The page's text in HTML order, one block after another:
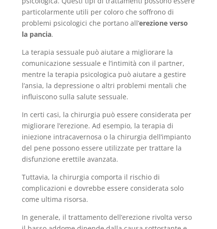
particolarmente utili per coloro che soffrono di
problemi psicologici che portano all’erezione verso
la pancia.
La terapia sessuale può aiutare a migliorare la
comunicazione sessuale e l’intimità con il partner,
mentre la terapia psicologica può aiutare a gestire
l’ansia, la depressione o altri problemi mentali che
influiscono sulla salute sessuale.
In certi casi, la chirurgia può essere considerata per
migliorare l’erezione. Ad esempio, la terapia di
iniezione intracavernosa o la chirurgia dell’impianto
del pene possono essere utilizzate per trattare la
disfunzione erettile avanzata.
Tuttavia, la chirurgia comporta il rischio di
complicazioni e dovrebbe essere considerata solo
come ultima risorsa.
In generale, il trattamento dell’erezione rivolta verso